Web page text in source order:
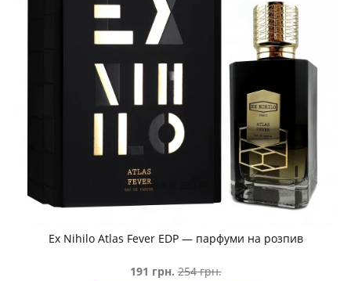
Ex Nihilo Atlas Fever EDP — парфуми на розпив
191 грн. 254 грн.